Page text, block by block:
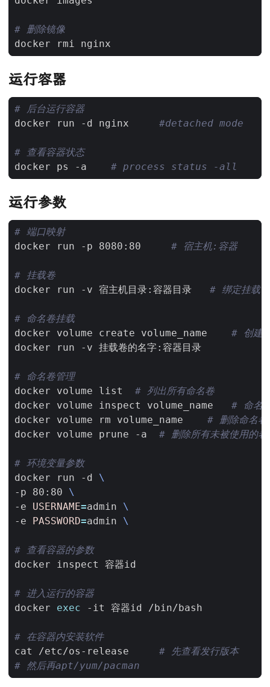
# 删除镜像
运行容器
# 后台运行容器
docker run -d nginx #detached mode
# 查看容器状态
docker ps -a # process status -all
运行参数
# 端口映射
docker run -p 8080:80 # 宿主机:容器
# 挂载卷
docker run -v 宿主机目录:容器目录 # 绑定挂载
# 命名卷挂载
docker volume create volume_name # 创建
# 命名卷管理
docker volume list # 列出所有命名卷
docker volume inspect volume_name # 命名
docker volume rm volume_name # 删除命名卷
docker volume prune -a # 删除所有未被使用的卷
# 环境变量参数
docker run -d
-p 80:80
-e USERNAME=admin
-e PASSWORD=admin
# 查看容器的参数
# 进入运行的容器
docker exec
# 在容器内安装软件
cat /etc/os-release # 先查看发行版本
# 然后再apt/yum/pacman